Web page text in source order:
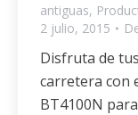
antiguas,
2 julio, 2015
Disfruta de
carretera con
BT4100N